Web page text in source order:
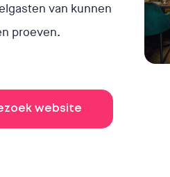
van kunnen
proeven.
website